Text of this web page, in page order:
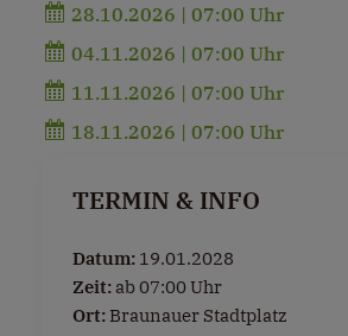
28.10.2026 | 07:00 Uhr
04.11.2026 | 07:00 Uhr
11.11.2026 | 07:00 Uhr
18.11.2026 | 07:00 Uhr
TERMIN & INFO
Datum: 19.01.2028
Zeit: ab 07:00 Uhr
Ort: Braunauer Stadtplatz